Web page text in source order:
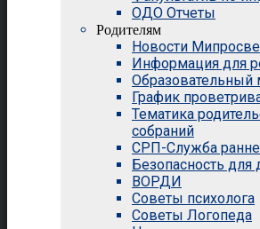
ОДО Отчеты
Родителям
Новости
Информация для
Образовательный
График
Тематика
собраний
СРП-Служба
Безопасность для
ВОРДИ
Советы психолога
Советы Логопеда